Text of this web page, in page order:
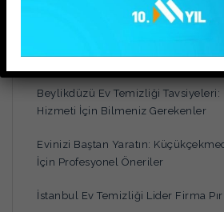
SON YAZILAR
Beylikdüzü Ev Temizliği Tavsiyeleri:
Hizmeti İçin Bilmeniz Gerekenler
Evinizi Baştan Yaratın:
İçin Profesyonel Öneriler
İstanbul Ev Temizliği Lider Firma